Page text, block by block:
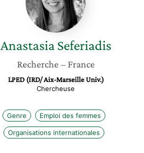
Anastasia Seferiadis
Recherche – France
LPED (IRD/ Aix-Marseille Univ.)
Chercheuse
Genre Emploi des femmes
Organisations internationales